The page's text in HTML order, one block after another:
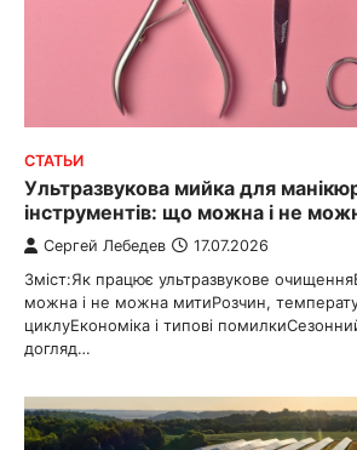
СТАТЬИ
Ультразвукова мийка для
інструментів: що можна і не
Сергей Лебедев 17.07.2026
Зміст:Як працює ультразвукове
можна і не можна митиРозчин,
циклуЕкономіка і типові
догляд…